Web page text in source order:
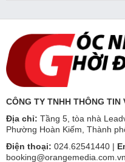
CÔNG TY TNHH THÔNG TIN
Địa chỉ: Tầng 5, tòa nhà
Phường Hoàn Kiếm, Thành
Điện thoại: 024.62541440 |
booking@orangemedia.com.vn